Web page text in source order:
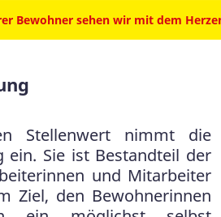
Bewohner sehen wir mit dem
Stellenwert nimmt die
ein. Sie ist Bestandteil der
und Mitarbeiter
Ziel, den Bewohnerinnen